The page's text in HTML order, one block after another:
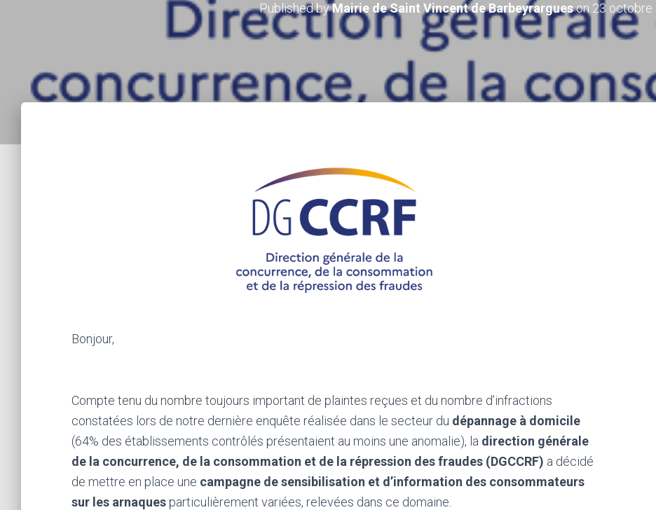
Published byMairie de Saint Vincent de Barbeyrargueson 23 octobre
Bonjour,
Compte tenu du nombre toujours important de plaintes reçues et du nombre d’infractions
constatées lors de notre dernière enquête réalisée dans le secteur du dépannage à domicile
(64% des établissements contrôlés présentaient au moins une anomalie), la direction générale
de la concurrence, de la consommation et de la répression des fraudes (DGCCRF) a décidé
de mettre en place une campagne de sensibilisation et d’information des consommateurs
sur les arnaques particulièrement variées, relevées dans ce domaine.